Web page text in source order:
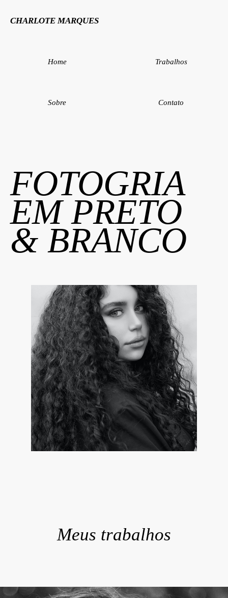
CHARLOTE MARQUES
Home Trabalhos
Sobre Contato
FOTOGRIA
EM PRETO
& BRANCO
Meus trabalhos